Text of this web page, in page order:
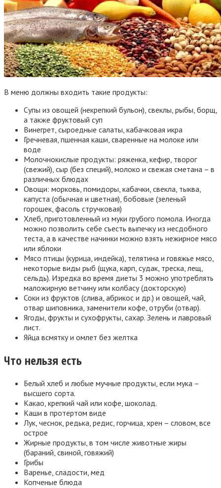
В меню должны входить такие продукты:
Супы из овощей (некрепкий бульон), свеклы, рыбы, борщ,
а также фруктовый суп
Винегрет, сыроедные салаты, кабачковая икра
Гречневая, пшенная каши, сваренные на молоке или
воде
Молочнокислые продукты: ряженка, кефир, творог
(свежий), сыр (без специй), молоко и свежая сметана – в
различных блюдах
Овощи: морковь, помидоры, кабачки, свекла, тыква,
капуста (обычная и цветная), бобовые (зеленый
горошек, фасоль стручковая)
Хлеб, приготовленный из муки грубого помола. Иногда
можно позволить себе съесть выпечку из несдобного
теста, а в качестве начинки можно взять нежирное мясо
или яблоки
Мясо птицы (курица, индейка), телятина и говяжье мясо,
некоторые виды рыб (щука, карп, судак, треска, лещ,
сельдь). Изредка во время диеты 3 можно употреблять
маложирную ветчину или колбасу (докторскую)
Соки из фруктов (слива, абрикос и др.) и овощей, чай,
отвар шиповника, заменители кофе, отруби (отвар).
Ягоды, фрукты и сухофрукты, сахар. Зелень и лавровый
лист.
Яйца всмятку и омлет без желтка
Что нельзя есть
Белый хлеб и любые мучные продукты, если мука –
высшего сорта.
Какао, крепкий чай или кофе, шоколад.
Каши в протертом виде
Лук, чеснок, редька, редис, горчица, хрен – словом, все
острое
Жирные продукты, в том числе животные жиры
(бараний, свиной, говяжий)
Грибы
Варенье, сладости, мед
Копченые блюда